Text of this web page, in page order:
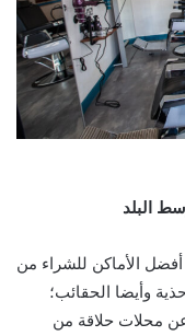
الأماكن للشراء من
وأيضا الحقائب؛
محلات حلاقة من